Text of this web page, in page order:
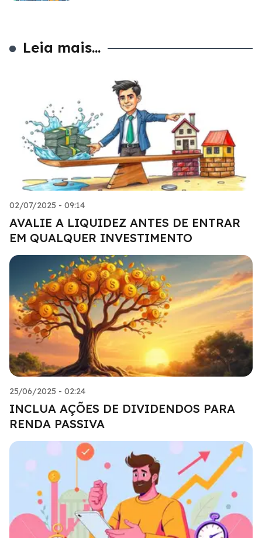
Leia mais...
02/07/2025 - 09:14
AVALIE A LIQUIDEZ ANTES DE ENTRAR
EM QUALQUER INVESTIMENTO
25/06/2025 - 02:24
INCLUA AÇÕES DE DIVIDENDOS PARA
RENDA PASSIVA